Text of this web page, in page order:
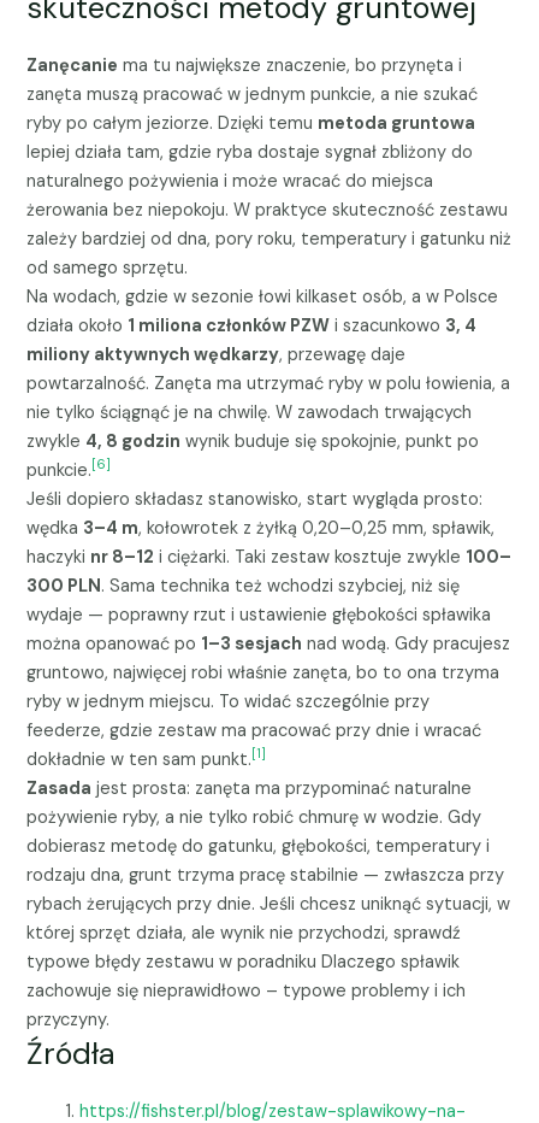
Zanęcanie ma tu największe znaczenie, bo przynęta i
zanęta muszą pracować w jednym punkcie, a nie szukać
ryby po całym jeziorze. Dzięki temu metoda gruntowa
lepiej działa tam, gdzie ryba dostaje sygnał zbliżony do
naturalnego pożywienia i może wracać do miejsca
żerowania bez niepokoju. W praktyce skuteczność zestawu
zależy bardziej od dna, pory roku, temperatury i gatunku niż
od samego sprzętu.
Na wodach, gdzie w sezonie łowi kilkaset osób, a w Polsce
działa około 1 miliona członków PZW i szacunkowo 3, 4
miliony aktywnych wędkarzy, przewagę daje
powtarzalność. Zanęta ma utrzymać ryby w polu łowienia, a
nie tylko ściągnąć je na chwilę. W zawodach trwających
zwykle 4, 8 godzin wynik buduje się spokojnie, punkt po
punkcie. [6]
Jeśli dopiero składasz stanowisko, start wygląda prosto:
wędka 3–4 m, kołowrotek z żyłką 0,20–0,25 mm, spławik,
haczyki nr 8–12 i ciężarki. Taki zestaw kosztuje zwykle 100–
300 PLN. Sama technika też wchodzi szybciej, niż się
wydaje — poprawny rzut i ustawienie głębokości spławika
można opanować po 1–3 sesjach nad wodą. Gdy pracujesz
gruntowo, najwięcej robi właśnie zanęta, bo to ona trzyma
ryby w jednym miejscu. To widać szczególnie przy
feederze, gdzie zestaw ma pracować przy dnie i wracać
dokładnie w ten sam punkt. [1]
Zasada jest prosta: zanęta ma przypominać naturalne
pożywienie ryby, a nie tylko robić chmurę w wodzie. Gdy
dobierasz metodę do gatunku, głębokości, temperatury i
rodzaju dna, grunt trzyma pracę stabilnie — zwłaszcza przy
rybach żerujących przy dnie. Jeśli chcesz uniknąć sytuacji, w
której sprzęt działa, ale wynik nie przychodzi, sprawdź
typowe błędy zestawu w poradnikuDlaczego spławik
zachowuje się nieprawidłowo – typowe problemy i ich
przyczyny.
Źródła
https://fishster.pl/blog/zestaw-splawikowy-na-